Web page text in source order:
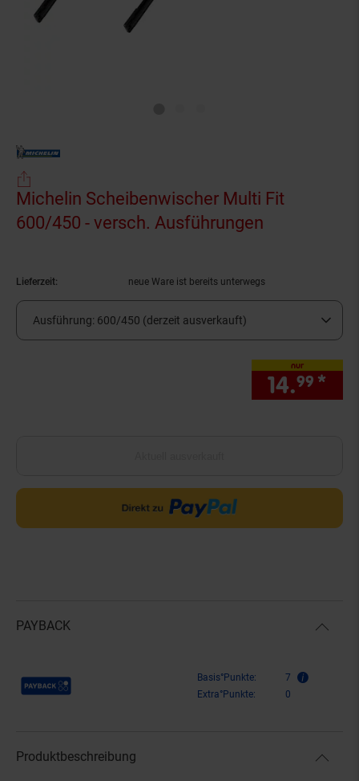
Michelin Scheibenwischer Multi Fit
600/450 - versch. Ausführungen
Lieferzeit: neue Ware ist bereits unterwegs
Ausführung: 600/450 (derzeit ausverkauft)
nur
14.99 *
PAYBACK
Payback Punkte Basis°Punkte:
7
Extra°Punkte:
0
Produktbeschreibung